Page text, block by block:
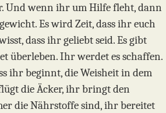
Und wenn ihr um Hilfe fleht, dann
Es wird Zeit, dass ihr euch
dass ihr geliebt seid. Es gibt
überleben. Ihr werdet es schaffen.
ihr beginnt, die Weisheit in dem
die Äcker, ihr bringt den
die Nährstoffe sind, ihr bereitet